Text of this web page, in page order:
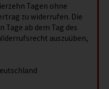
Tagen ohne
zu widerrufen. Die
ab dem Tag des
auszuüben,